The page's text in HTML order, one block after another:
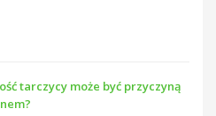
tarczycy może być przyczyną